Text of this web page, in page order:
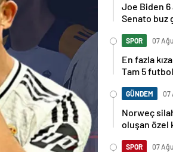
Joe Biden 6
Senato buz
SPOR 07
En fazla
Tam 5
GÜNDEM 07
Norweç
oluşan
SPOR 07